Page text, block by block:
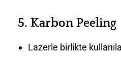
5. Karbon Peeling
Lazerle birlikte